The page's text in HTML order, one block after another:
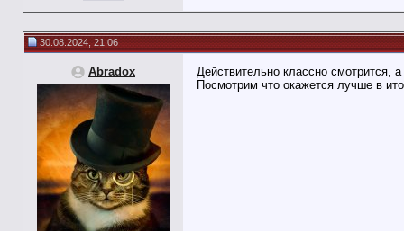
30.08.2024, 21:06
Abradox
Действительно классно смотрится,
Посмотрим что окажется лучше в